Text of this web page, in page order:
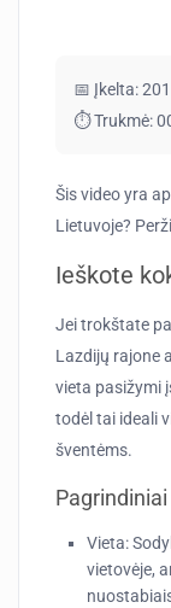
📅 Įkelta:
⏱️ Trukmė:
Šis video yra
Lietuvoje?
Ieškote
Jei trokštate
Lazdijų rajone
vieta pasižymi
todėl tai ideali
šventėms.
Vieta:
vietovėje,